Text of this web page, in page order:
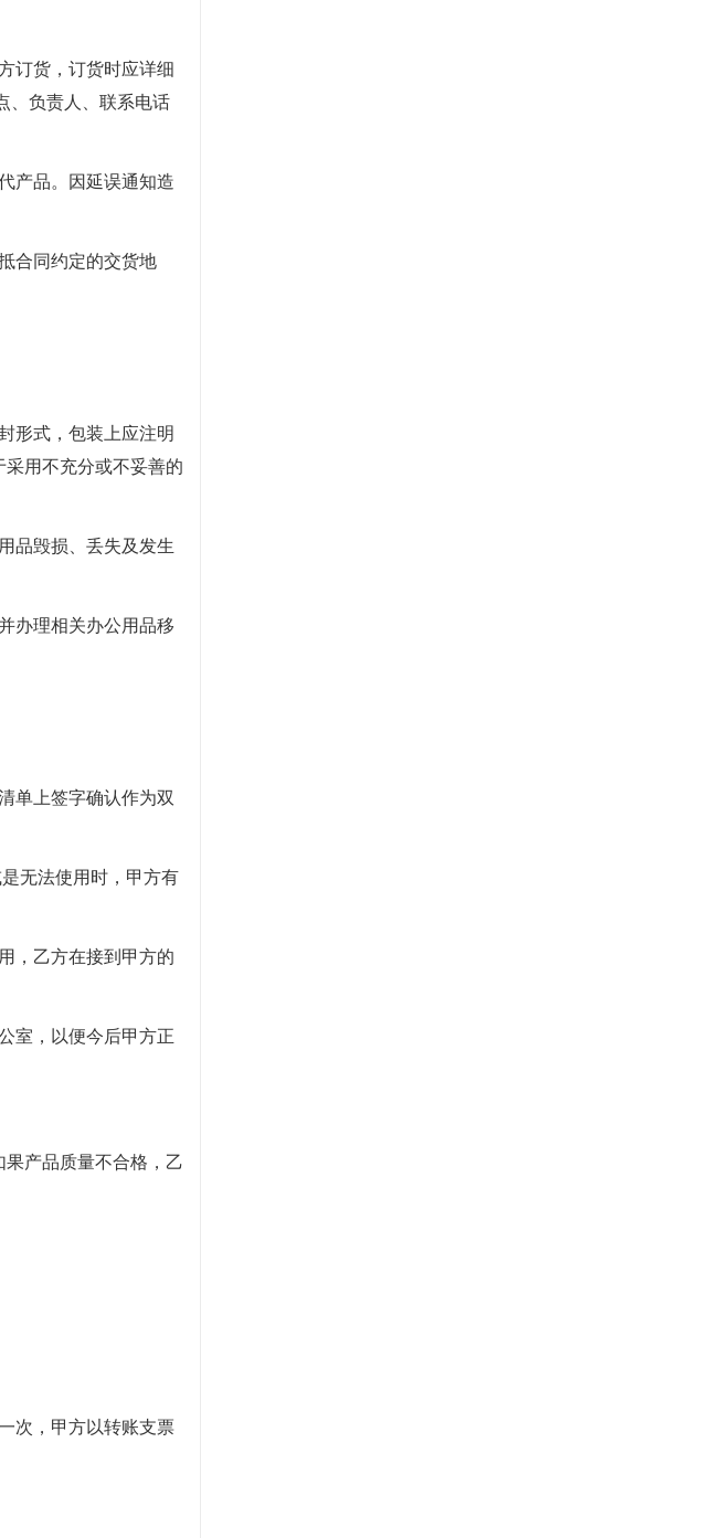
订货，订货时应详细
、负责人、联系电话
产品。因延误通知造
合同约定的交货地
形式，包装上应注明
用不充分或不妥善的
品毁损、丢失及发生
办理相关办公用品移
单上签字确认作为双
无法使用时，甲方有
，乙方在接到甲方的
室，以便今后甲方正
产品质量不合格，乙
次，甲方以转账支票